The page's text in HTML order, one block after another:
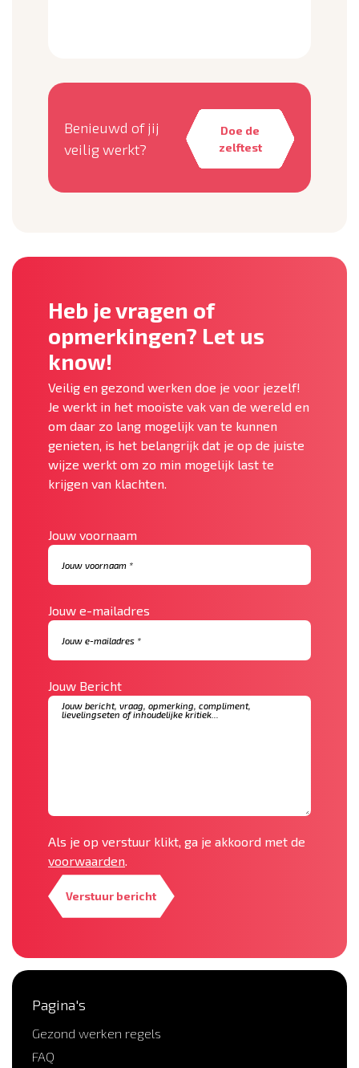
Benieuwd of jij
veilig werkt?
Doe de
zelftest
Heb je vragen of
opmerkingen? Let us
know!
Veilig en gezond werken doe je voor jezelf!
Je werkt in het mooiste vak van de wereld en
om daar zo lang mogelijk van te kunnen
genieten, is het belangrijk dat je op de juiste
wijze werkt om zo min mogelijk last te
krijgen van klachten.
Jouw voornaam
Jouw e-mailadres
Jouw Bericht
Als je op verstuur klikt, ga je akkoord met de
voorwaarden.
Verstuur bericht
Pagina's
Gezond werken regels
FAQ